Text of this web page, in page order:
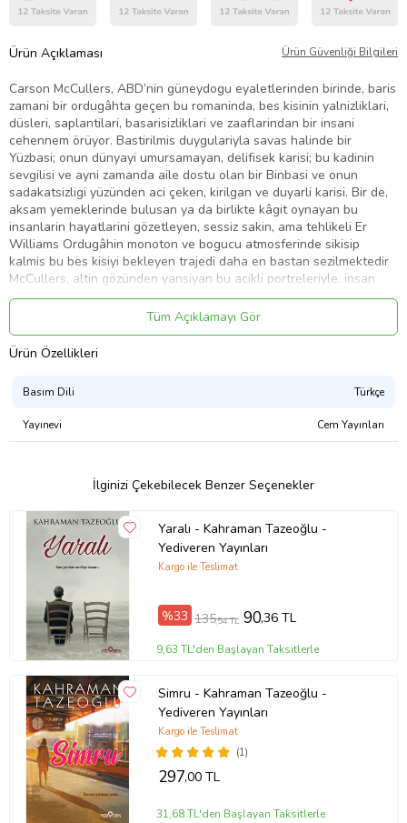
Ürün Açıklaması Ürün Güvenliği Bilgileri
Carson McCullers, ABD’nin güneydogu eyaletlerinden birinde, baris
zamani bir ordugâhta geçen bu romaninda, bes kisinin yalnizliklari,
düsleri, saplantilari, basarisizliklari ve zaaflarindan bir insani
cehennem örüyor. Bastirilmis duygulariyla savas halinde bir
Yüzbasi; onun dünyayi umursamayan, delifisek karisi; bu kadinin
sevgilisi ve ayni zamanda aile dostu olan bir Binbasi ve onun
sadakatsizligi yüzünden aci çeken, kirilgan ve duyarli karisi. Bir de,
aksam yemeklerinde bulusan ya da birlikte kâgit oynayan bu
insanlarin hayatlarini gözetleyen, sessiz sakin, ama tehlikeli Er
Williams Ordugâhin monoton ve bogucu atmosferinde sikisip
kalmis bu bes kisiyi bekleyen trajedi daha en bastan sezilmektedir
McCullers, altin gözünden yansiyan bu acikli portreleriyle, insan
kalbinde yatan arzu ve nefreti iskandil ediyor. Altin Gözde
Yansimalar bizi ruhun karanlik dehlizlerinde dolastiran romanlardan
Ürün Kodu: 9786053320449
Kapak Türü: Karton Kapak
Sayfa Sayısı: 104
Kağıt Cinsi: Kitap Kağıdı
Çevirmen: İpek Babacan
Ürün Kodu:kcm83133050
Tüm Açıklamayı Gör
Ürün Özellikleri
Basım Dili Türkçe
Yayınevi Cem Yayınları
İlginizi Çekebilecek Benzer Seçenekler
Yaralı - Kahraman Tazeoğlu -
Yediveren Yayınları
Kargo ile Teslimat
%33 135,54 TL 90,36 TL
9,63 TL'den Başlayan Taksitlerle
Simru - Kahraman Tazeoğlu -
Yediveren Yayınları
(1)
Kargo ile Teslimat
297,00 TL
31,68 TL'den Başlayan Taksitlerle